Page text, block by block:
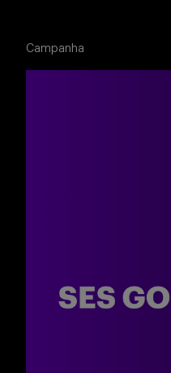
Buscar
Campanha